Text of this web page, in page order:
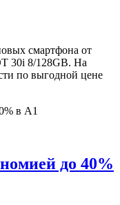
смартфона от
30i 8/128GB. На
по выгодной цене
до 40%